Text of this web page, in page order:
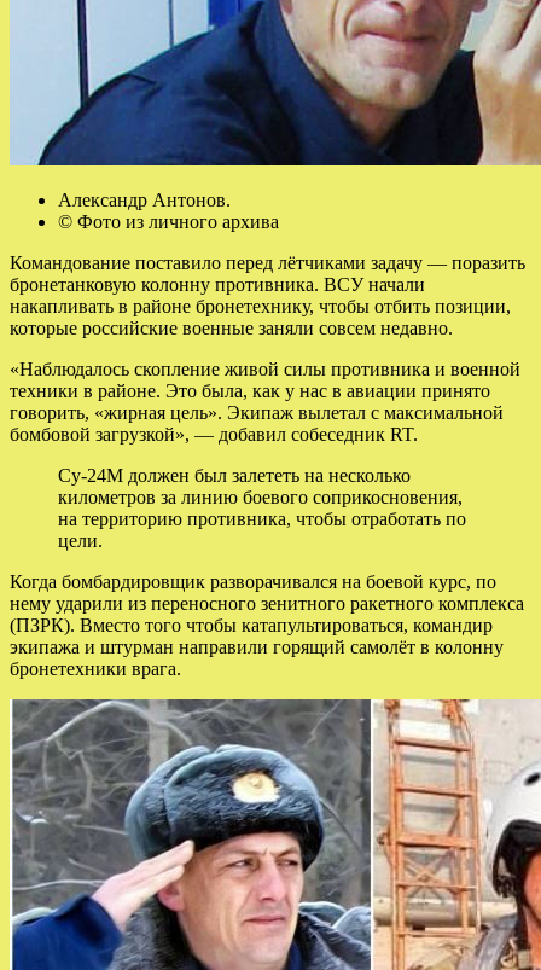
Александр Антонов.
© Фото из личного архива
Командование поставило перед лётчиками задачу — поразить
бронетанковую колонну противника. ВСУ начали
накапливать в районе бронетехнику, чтобы отбить позиции,
которые российские военные заняли совсем недавно.
«Наблюдалось скопление живой силы противника и военной
техники в районе. Это была, как у нас в авиации принято
говорить, «жирная цель». Экипаж вылетал с максимальной
бомбовой загрузкой», — добавил собеседник RT.
Су-24М должен был залететь на несколько
километров за линию боевого соприкосновения,
на территорию противника, чтобы отработать по
цели.
Когда бомбардировщик разворачивался на боевой курс, по
нему ударили из переносного зенитного ракетного комплекса
(ПЗРК). Вместо того чтобы катапультироваться, командир
экипажа и штурман направили горящий самолёт в колонну
бронетехники врага.